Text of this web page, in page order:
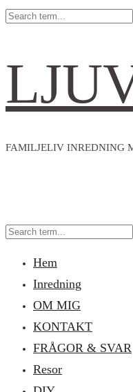
FAMILJELIV INREDNING
Hem
Inredning
OM MIG
KONTAKT
FRÅGOR & SVAR
Resor